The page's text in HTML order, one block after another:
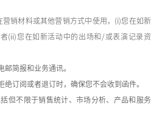
销材料或其他营销方式中使用， (i)您在如新
(ii)您在如新活动中的出场和 /或表演记录资
邮简报和业务通讯。
订阅或者退订时，确保您不会收到函件。
但不限于销售统计、市场分析、产品和服务